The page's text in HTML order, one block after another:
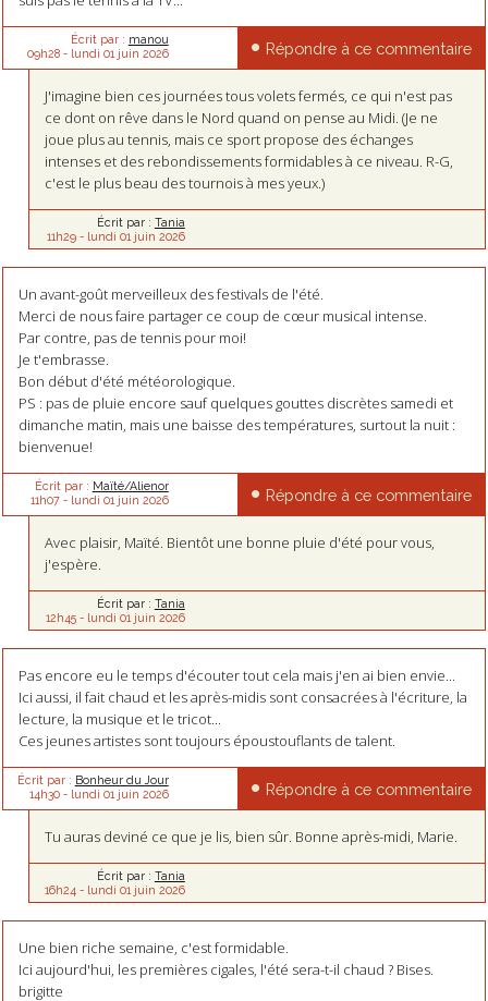
Écrit par : manou
09h28- lundi 01 juin 2026 Répondre à ce commentaire
J'imagine bien ces journées tous volets fermés, ce qui n'est pas
ce dont on rêve dans le Nord quand on pense au Midi. (Je ne
joue plus au tennis, mais ce sport propose des échanges
intenses et des rebondissements formidables à ce niveau. R-G,
c'est le plus beau des tournois à mes yeux.)
Écrit par : Tania
11h29- lundi 01 juin 2026
Un avant-goût merveilleux des festivals de l'été.
Merci de nous faire partager ce coup de cœur musical intense.
Par contre, pas de tennis pour moi!
Je t'embrasse.
Bon début d'été météorologique.
PS : pas de pluie encore sauf quelques gouttes discrètes samedi et
dimanche matin, mais une baisse des températures, surtout la nuit :
bienvenue!
Écrit par : Maïté/Alienor
11h07- lundi 01 juin 2026 Répondre à ce commentaire
Avec plaisir, Maïté. Bientôt une bonne pluie d'été pour vous,
j'espère.
Écrit par : Tania
12h45- lundi 01 juin 2026
Pas encore eu le temps d'écouter tout cela mais j'en ai bien envie...
Ici aussi, il fait chaud et les après-midis sont consacrées à l'écriture, la
lecture, la musique et le tricot...
Ces jeunes artistes sont toujours époustouflants de talent.
Écrit par : Bonheur du Jour
14h30- lundi 01 juin 2026 Répondre à ce commentaire
Tu auras deviné ce que je lis, bien sûr. Bonne après-midi, Marie.
Écrit par : Tania
16h24 - lundi 01 juin 2026
Une bien riche semaine, c'est formidable.
Ici aujourd'hui, les premières cigales, l'été sera-t-il chaud ? Bises.
brigitte